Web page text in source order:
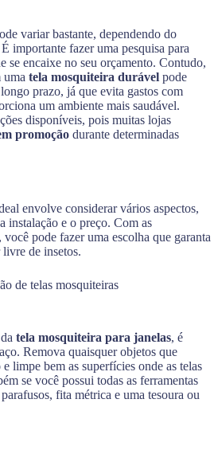
variar bastante, dependendo do
importante fazer uma pesquisa para
se encaixe no seu orçamento. Contudo,
uma tela mosquiteira durável pode
prazo, já que evita gastos com
um ambiente mais saudável.
disponíveis, pois muitas lojas
promoção durante determinadas
envolve considerar vários aspectos,
instalação e o preço. Com as
pode fazer uma escolha que garanta
de insetos.
de telas mosquiteiras
tela mosquiteira para janelas, é
Remova quaisquer objetos que
limpe bem as superfícies onde as telas
se você possui todas as ferramentas
fita métrica e uma tesoura ou